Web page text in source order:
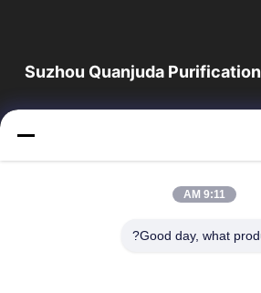
Suzhou Quanjuda
مصنعًا ومصدرًا رائدًا لمنتجات البيئة والتنمية
فإننا نقدم مجموعة كاملة من معدات
منتجات
9:11 AM
Good day, what